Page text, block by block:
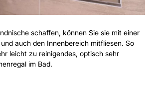
schaffen, können Sie sie mit einer
auch den Innenbereich mitfliesen. So
leicht zu reinigendes, optisch sehr
im Bad.